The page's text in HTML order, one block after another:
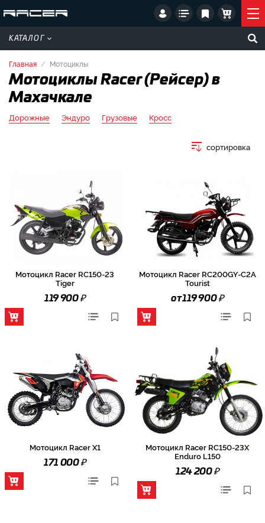
КАТАЛОГ
Главная Мотоциклы
Мотоциклы Racer (Рейсер) в
Махачкале
Дорожные Эндуро Грузовые Кросс
сортировка
Мотоцикл Racer RC150-23
Tiger
119 900₽
Мотоцикл Racer RC200GY-C2A
Tourist
от 119 900₽
Мотоцикл Racer X1
171 000₽
Мотоцикл Racer RC150-23X
Enduro L150
124 200₽